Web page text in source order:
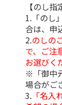
【のし
1.「のし
合は、申
2.のしの
で、ご注
お選びく
※「御中
場合がご
3. 「名